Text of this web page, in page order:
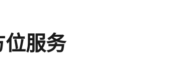
位服务